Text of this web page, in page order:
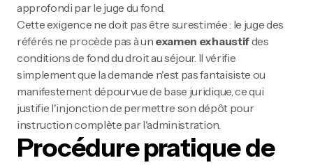
approfondi par le juge du fond.
Cette exigence ne doit pas être surestimée : le juge des
référés ne procède pas à un examen exhaustifdes
conditions de fond du droit au séjour. Il vérifie
simplement que la demande n'est pas fantaisiste ou
manifestement dépourvue de base juridique, ce qui
justifie l'injonction de permettre son dépôt pour
instruction complète par l'administration.
Procédure pratique de